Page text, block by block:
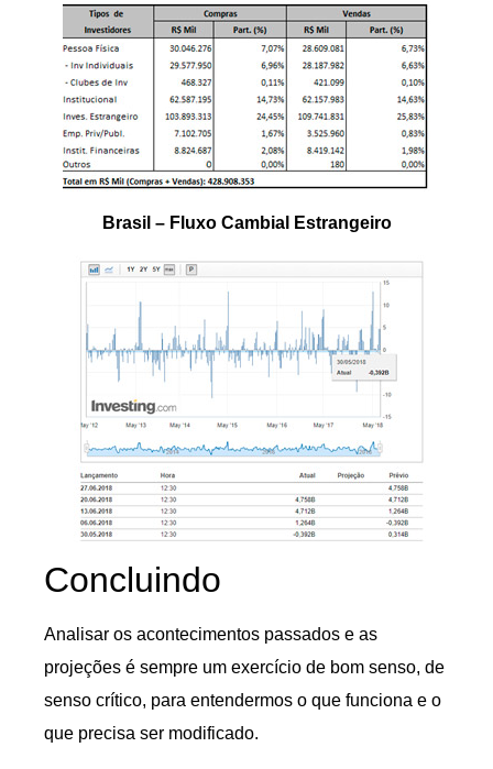
Brasil – Fluxo Cambial Estrangeiro
Concluindo
Analisar os acontecimentos passados e as
projeções é sempre um exercício de bom senso, de
senso crítico, para entendermos o que funciona e o
que precisa ser modificado.